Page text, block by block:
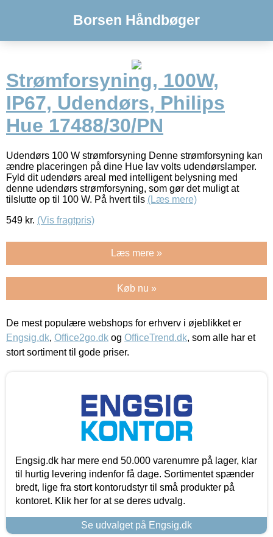
Borsen Håndbøger
Strømforsyning, 100W,
IP67, Udendørs, Philips
Hue 17488/30/PN
Udendørs 100 W strømforsyning Denne strømforsyning kan
ændre placeringen på dine Hue lav volts udendørslamper.
Fyld dit udendørs areal med intelligent belysning med
denne udendørs strømforsyning, som gør det muligt at
tilslutte op til 100 W. På hvert tils (Læs mere)
549 kr. (Vis fragtpris)
Læs mere »
Køb nu »
De mest populære webshops for erhverv i øjeblikket er
Engsig.dk, Office2go.dk og OfficeTrend.dk, som alle har et
stort sortiment til gode priser.
Engsig.dk har mere end 50.000 varenumre på lager, klar
til hurtig levering indenfor få dage. Sortimentet spænder
bredt, lige fra stort kontorudstyr til små produkter på
kontoret. Klik her for at se deres udvalg.
Se udvalget på Engsig.dk